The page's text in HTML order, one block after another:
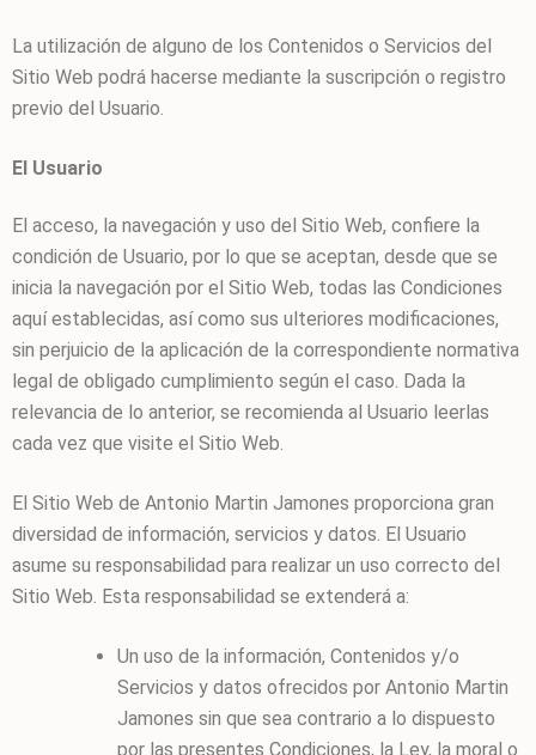
La utilización de alguno de los Contenidos o Servicios del
Sitio Web podrá hacerse mediante la suscripción o registro
previo del Usuario.
El Usuario
El acceso, la navegación y uso del Sitio Web, confiere la
condición de Usuario, por lo que se aceptan, desde que se
inicia la navegación por el Sitio Web, todas las Condiciones
aquí establecidas, así como sus ulteriores modificaciones,
sin perjuicio de la aplicación de la correspondiente normativa
legal de obligado cumplimiento según el caso. Dada la
relevancia de lo anterior, se recomienda al Usuario leerlas
cada vez que visite el Sitio Web.
El Sitio Web de Antonio Martin Jamones proporciona gran
diversidad de información, servicios y datos. El Usuario
asume su responsabilidad para realizar un uso correcto del
Sitio Web. Esta responsabilidad se extenderá a:
Un uso de la información, Contenidos y/o
Servicios y datos ofrecidos por Antonio Martin
Jamones sin que sea contrario a lo dispuesto
por las presentes Condiciones, la Ley, la moral o